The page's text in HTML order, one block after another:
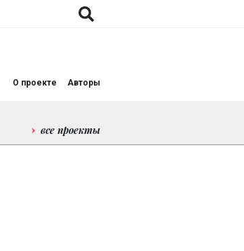
О проекте Авторы
все проекты